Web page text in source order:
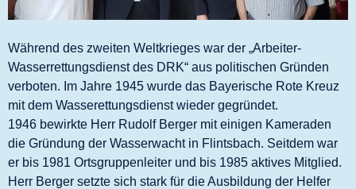
Während des zweiten Weltkrieges war der „Arbeiter-
Wasserrettungsdienst des DRK“ aus politischen Gründen
verboten. Im Jahre 1945 wurde das Bayerische Rote Kreuz
mit dem Wasserettungsdienst wieder gegründet.
1946 bewirkte Herr Rudolf Berger mit einigen Kameraden
die Gründung der Wasserwacht in Flintsbach. Seitdem war
er bis 1981 Ortsgruppenleiter und bis 1985 aktives Mitglied.
Herr Berger setzte sich stark für die Ausbildung der Helfer